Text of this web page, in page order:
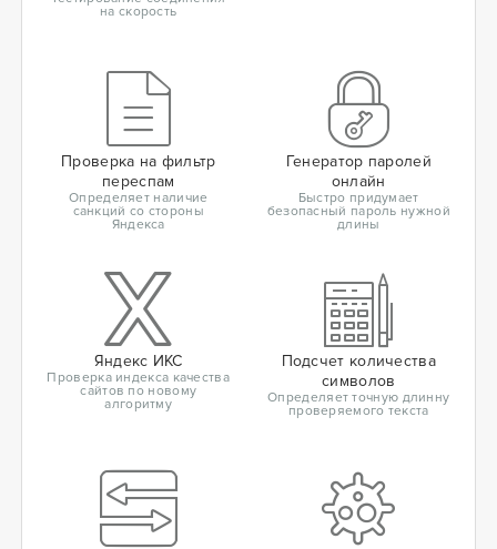
на скорость
Проверка на фильтр
переспам
Определяет наличие
санкций со стороны
Яндекса
Генератор паролей
онлайн
Быстро придумает
безопасный пароль нужной
длины
Яндекс ИКС
Проверка индекса качества
сайтов по новому
алгоритму
Подсчет количества
символов
Определяет точную длинну
проверяемого текста